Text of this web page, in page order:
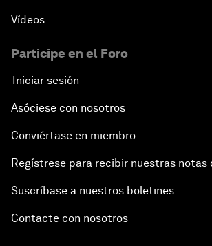
Vídeos
Participe en el Foro
Iniciar sesión
Asóciese con nosotros
Conviértase en miembro
Regístrese para recibir nuestras notas
Suscríbase a nuestros boletines
Contacte con nosotros